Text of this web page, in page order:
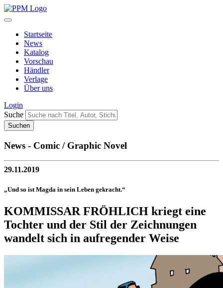
Startseite
News
Katalog
Vorschau
Händler
Verlage
Über uns
Login
Suche
News - Comic / Graphic Novel
29.11.2019
„Und so ist Magda in sein Leben gekracht.“
KOMMISSAR FRÖHLICH kriegt eine
Tochter und der Stil der Zeichnungen
wandelt sich in aufregender Weise